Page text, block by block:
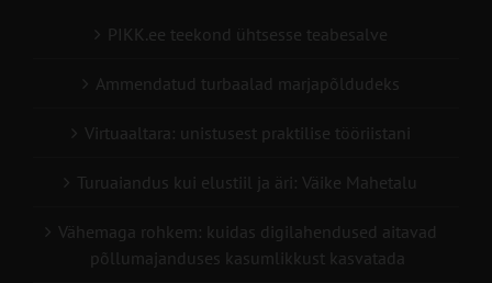
PIKK.ee teekond ühtsesse teabesalve
Ammendatud turbaalad marjapõldudeks
Virtuaaltara: unistusest praktilise tööriistani
Turuaiandus kui elustiil ja äri: Väike Mahetalu
Vähemaga rohkem: kuidas digilahendused aitavad
põllumajanduses kasumlikkust kasvatada